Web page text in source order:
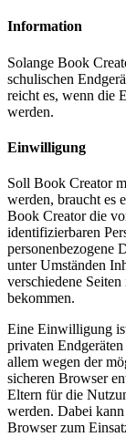
Information
Solange Book
schulischen
reicht es, wenn die
werden.
Einwilligung
Soll Book Creator
werden, braucht es
Book Creator die
identifizierbaren
personenbezogene
unter Umständen
verschiedene
bekommen.
Eine Einwilligung
privaten
allem wegen der
sicheren Browser
Eltern für die
werden. Dabei
Browser zum